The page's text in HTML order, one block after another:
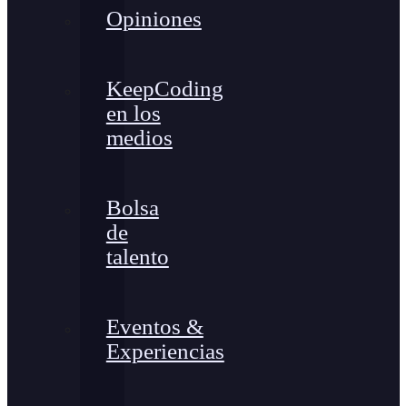
Opiniones
KeepCoding
en los
medios
Bolsa
de
talento
Eventos &
Experiencias